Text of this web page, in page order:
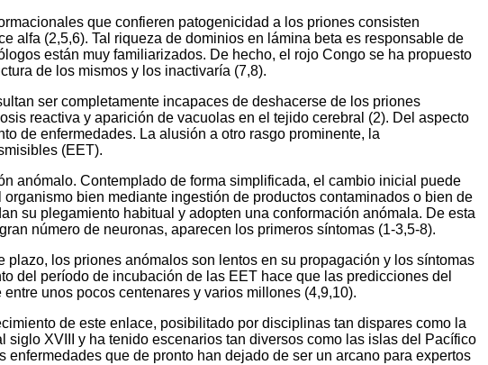
que confieren patogenicidad a los priones consisten
alfa (2,5,6). Tal riqueza de dominios en lámina beta es responsable de
están muy familiarizados. De hecho, el rojo Congo se ha propuesto
de los mismos y los inactivaría (7,8).
ser completamente incapaces de deshacerse de los priones
reactiva y aparición de vacuolas en el tejido cerebral (2). Del aspecto
de enfermedades. La alusión a otro rasgo prominente, la
(EET).
anómalo. Contemplado de forma simplificada, el cambio inicial puede
bien mediante ingestión de productos contaminados o bien de
su plegamiento habitual y adopten una conformación anómala. De esta
número de neuronas, aparecen los primeros síntomas (1-3,5-8).
los priones anómalos son lentos en su propagación y los síntomas
del período de incubación de las EET hace que las predicciones del
unos pocos centenares y varios millones (4,9,10).
de este enlace, posibilitado por disciplinas tan dispares como la
XVIII y ha tenido escenarios tan diversos como las islas del Pacífico
que de pronto han dejado de ser un arcano para expertos